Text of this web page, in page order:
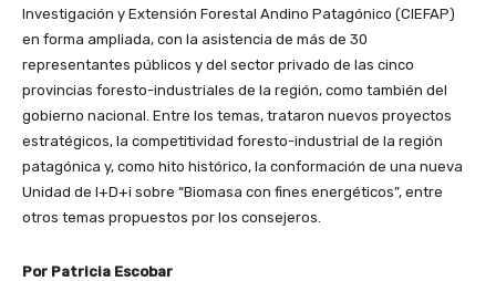
Investigación y Extensión Forestal Andino Patagónico (CIEFAP)
en forma ampliada, con la asistencia de más de 30
representantes públicos y del sector privado de las cinco
provincias foresto-industriales de la región, como también del
gobierno nacional. Entre los temas, trataron nuevos proyectos
estratégicos, la competitividad foresto-industrial de la región
patagónica y, como hito histórico, la conformación de una nueva
Unidad de I+D+i sobre “Biomasa con fines energéticos”, entre
otros temas propuestos por los consejeros.
Por Patricia Escobar